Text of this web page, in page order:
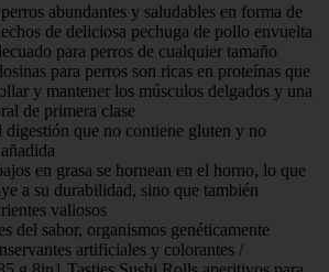
abundantes y saludables en forma de
de deliciosa pechuga de pollo envuelta
para perros de cualquier tamaño
para perros son ricas en proteínas que
y mantener los músculos delgados y una
de primera clase
digestión que no contiene gluten y no
en grasa se hornean en el horno, lo que
a su durabilidad, sino que también
valiosos
del sabor, organismos genéticamente
artificiales y colorantes /